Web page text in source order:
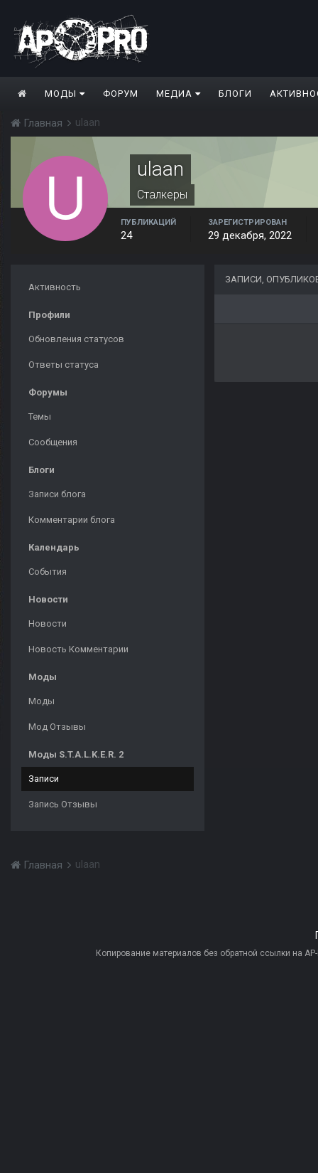
МОДЫ ФОРУМ МЕДИА БЛОГИ
Главная ulaan
ulaan
Сталкеры
ПУБЛИКАЦИЙ
24
ЗАРЕГИСТРИРОВАН
29 декабря, 2022
Активность
Профили
Обновления статусов
Ответы статуса
Форумы
Темы
Сообщения
Блоги
Записи блога
Комментарии блога
Календарь
События
Новости
Новости
Новость Комментарии
Моды
Моды
Мод Отзывы
Моды S.T.A.L.K.E.R. 2
Записи
Запись Отзывы
ЗАПИСИ,
Главная ulaan
Копирование материалов без обратной ссылки на